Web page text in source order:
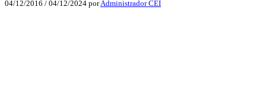
04/12/2016 / 04/12/2024 porAdministrador CEI